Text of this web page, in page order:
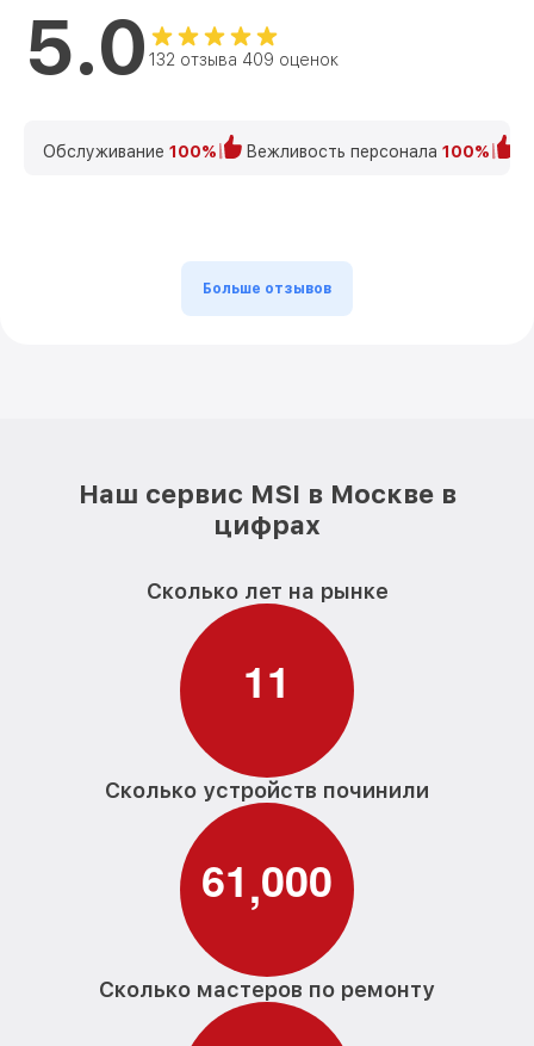
5.0 132 отзыва 409 оценок
Обслуживание 100% Вежливость персонала 100%
Больше отзывов
Наш сервис MSI в Москве в
цифрах
Сколько лет на рынке
11
Сколько устройств починили
61,000
Сколько мастеров по ремонту